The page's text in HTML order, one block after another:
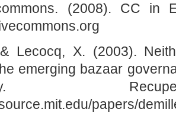
(2008). CC in
Lecocq, X. (2003).
emerging bazaar
papers/